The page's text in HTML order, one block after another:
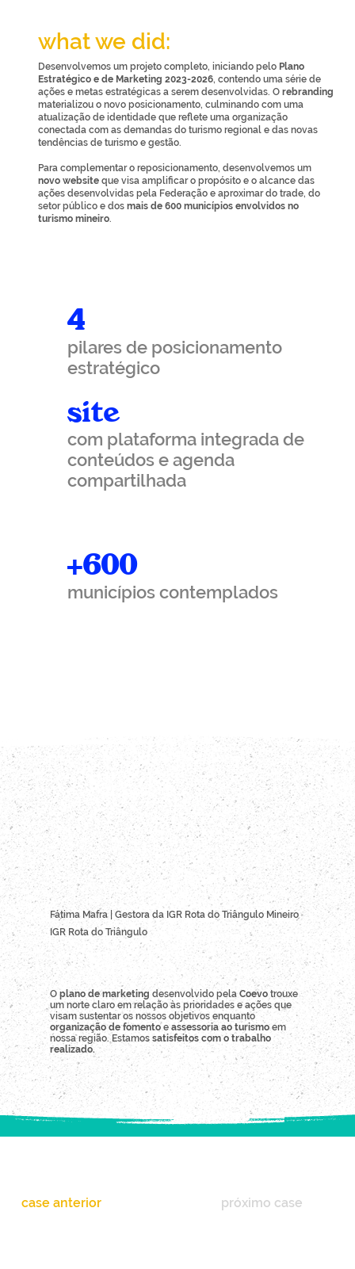
what we did:
Desenvolvemos um projeto completo, iniciando pelo Plano
Estratégico e de Marketing 2023-2026, contendo uma série de
ações e metas estratégicas a serem desenvolvidas. Orebranding
materializou o novo posicionamento, culminando com uma
atualização de identidade que reflete uma organização
conectada com as demandas do turismo regional e das novas
tendências de turismo e gestão.
Para complementar o reposicionamento, desenvolvemos um
novo website que visa amplificar o propósito e o alcance das
ações desenvolvidas pela Federação e aproximar do trade, do
setor público e dosmais de 600 municípios envolvidos no
turismo mineiro.
4
pilares de posicionamento
estratégico
site
com plataforma integrada de
conteúdos e agenda
compartilhada
+600
municípios contemplados
O plano de marketing desenvolvido pela Coevotrouxe
um norte claro em relação às prioridades e ações que
visam sustentar os nossos objetivos enquanto
organização de fomentoeassessoria ao turismoem
nossa região. Estamos satisfeitos com o trabalho
realizado.
Fátima Mafra | Gestora da IGR Rota do Triângulo Mineiro
IGR Rota do Triângulo
case anterior próximo case